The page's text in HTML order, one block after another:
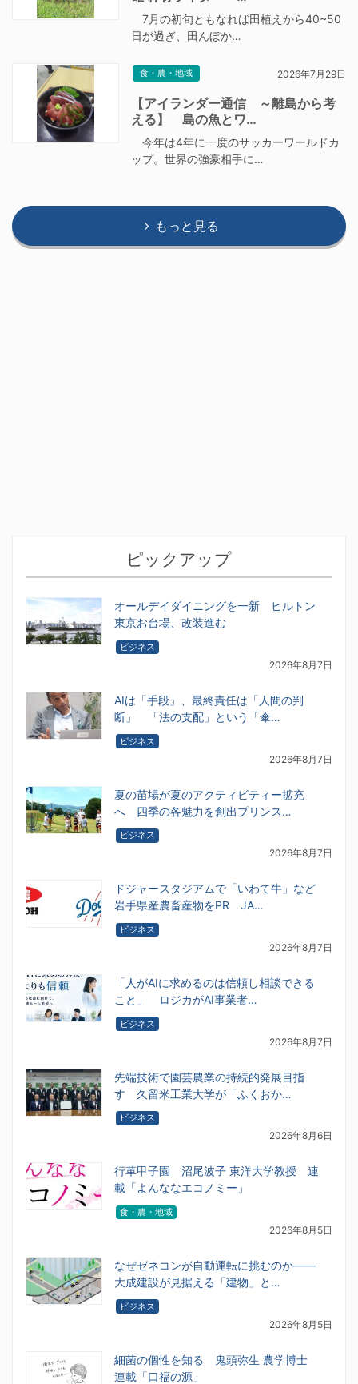
7月の初旬ともなれば田植えから40~50
日が過ぎ、田んぼか…
食・農・地域 2026年7月29日
【アイランダー通信 ～離島から考
える】 島の魚とワ…
今年は4年に一度のサッカーワールドカ
ップ。世界の強豪相手に…
もっと見る
ピックアップ
オールデイダイニングを一新 ヒルトン
東京お台場、改装進む
ビジネス
2026年8月7日
AIは「手段」、最終責任は「人間の判
断」 「法の支配」という「傘…
ビジネス
2026年8月7日
夏の苗場が夏のアクティビティー拡充
へ 四季の各魅力を創出プリンス…
ビジネス
2026年8月7日
ドジャースタジアムで「いわて牛」など
岩手県産農畜産物をPR JA…
ビジネス
2026年8月7日
「人がAIに求めるのは信頼し相談できる
こと」 ロジカがAI事業者…
ビジネス
2026年8月7日
先端技術で園芸農業の持続的発展目指
す 久留米工業大学が「ふくおか…
ビジネス
2026年8月6日
行革甲子園 沼尾波子 東洋大学教授 連
載「よんななエコノミー」
食・農・地域
2026年8月5日
なぜゼネコンが自動運転に挑むのか――
大成建設が見据える「建物」と…
ビジネス
2026年8月5日
細菌の個性を知る 鬼頭弥生 農学博士
連載「口福の源」